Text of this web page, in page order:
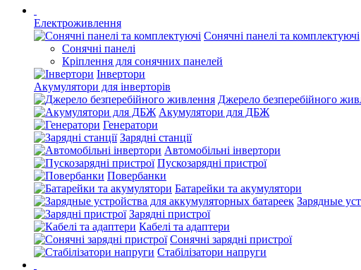
Електроживлення
Сонячні панелі та комплектуючі
Сонячні панелі
Кріплення для сонячних панелей
Інвертори
Акумулятори для інверторів
Джерело безперебійного
Акумулятори для ДБЖ
Генератори
Зарядні станції
Автомобільні інвертори
Пускозарядні пристрої
Повербанки
Батарейки та акумулятори
Зарядные
Зарядні пристрої
Кабелі та адаптери
Сонячні зарядні пристрої
Стабілізатори напруги